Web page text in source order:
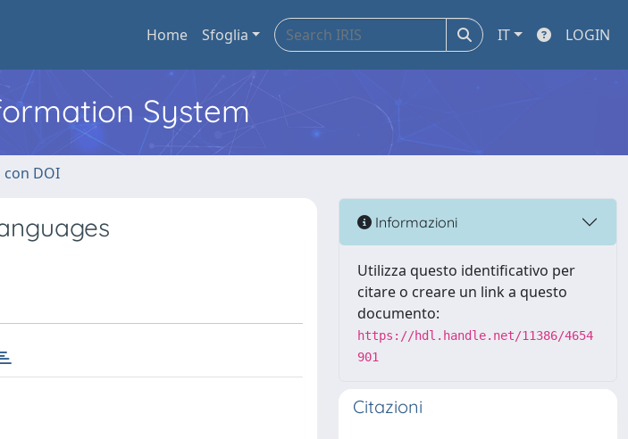
Home Sfoglia IT LOGIN
System
con DOI
Informazioni
Utilizza questo identificativo per
citare o creare un link a questo
documento:
https://hdl.handle.net/11386/4654
901
Citazioni